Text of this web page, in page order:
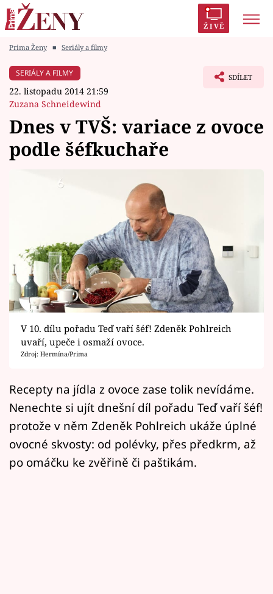
ŽIVĚ
Módní alarm
Témata
Celebrity
Seriály
Horoskopy
Sledujte prima+
Filmový festival Karlovy Vary
Mámy sobě
Přihlášení
Prima Ženy ■ Seriály a filmy
SERIÁLY A FILMY
22. listopadu 2014 21:59
Zuzana Schneidewind
SDÍLET
Dnes v TVŠ: variace z ovoce
podle šéfkuchaře
V 10. dílu pořadu Teď vaří šéf! Zdeněk Pohlreich
uvaří, upeče i osmaží ovoce.
Zdroj: Hermína/Prima
Recepty na jídla z ovoce zase tolik nevídáme.
Nenechte si ujít dnešní díl pořadu Teď vaří šéf!
protože v něm Zdeněk Pohlreich ukáže úplné
ovocné skvosty: od polévky, přes předkrm, až
po omáčku ke zvěřině či paštikám.